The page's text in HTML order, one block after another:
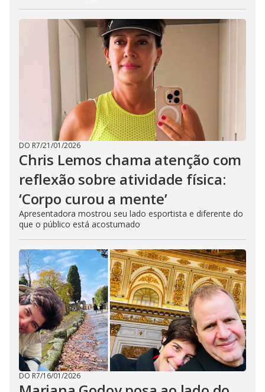
DO R7/21/01/2026
Chris Lemos chama atenção com
reflexão sobre atividade física:
‘Corpo curou a mente’
Apresentadora mostrou seu lado esportista e diferente do
que o público está acostumado
DO R7/16/01/2026